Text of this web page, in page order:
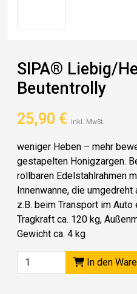
SIPA® Liebig/
Beutentrolly
25,90 € inkl. MwSt.
weniger Heben – mehr
gestapelten Honigzargen.
rollbaren Edelstahlrahmen
Innenwanne, die umgedreht
z.B. beim Transport im
Tragkraft ca. 120 kg,
Gewicht ca. 4 kg
In den